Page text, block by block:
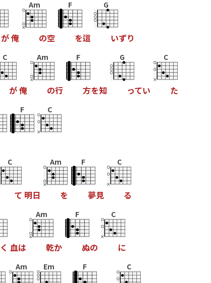
が俺
Am
の空
F
を這
G
いずり
C
が俺
Am
の行
F
方を知
G
ってい
C
た
F C
C
て 明日
Am
を
F
夢見
C
る
く 血は
Am
乾か
F
ぬの
C
に
Am Em F C